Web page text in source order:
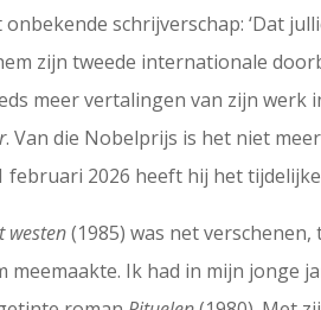
schrijverschap: ‘Dat
zijn tweede internationale
meer vertalingen van zijn
. Van die Nobelprijs is het niet
februari 2026 heeft hij het
westen(1985) was net
meemaakte. Ik had in mijn jonge